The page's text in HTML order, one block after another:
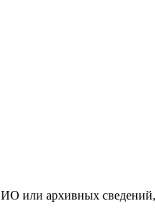
или архивных